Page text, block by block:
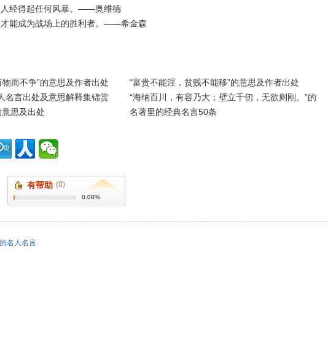
人经得起任何风暴。——奥维德
能成为战场上的胜利者。——希金森
而不争”的意思及作者出处
“富贵不能淫，贫贱不能移”的意思及作者出处
名言出处及意思解释集锦赏
“海纳百川，有容乃大；壁立千仞，无欲则刚。”的
思及出处
名著里的经典名言50条
有帮助 (0)
0.00%
名人名言